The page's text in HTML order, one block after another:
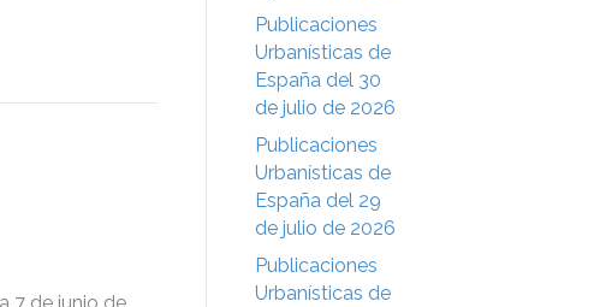
Publicaciones
Urbanísticas de
España del 30
de julio de 2026
Publicaciones
Urbanísticas de
España del 29
de julio de 2026
Publicaciones
Urbanísticas de